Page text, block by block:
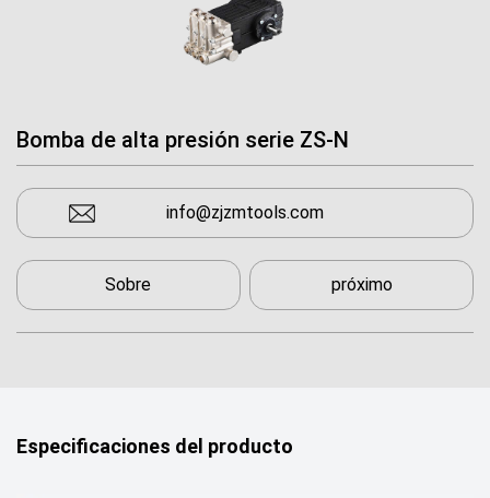
Bomba de alta presión serie ZS-N
info@zjzmtools.com
Sobre próximo
Especificaciones del producto